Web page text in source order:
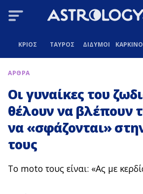
ΚΡΙΟΣ ΤΑΥΡΟΣ ΔΙΔΥΜΟΙ
ΑΡΘΡΑ
Οι γυναίκες του
θέλουν να βλέπουν
να «σφάζονται»
τους
Το moto τους είναι: «Ας με